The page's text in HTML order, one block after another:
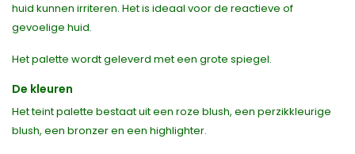
huid kunnen irriteren. Het is ideaal voor de reactieve of
gevoelige huid.
Het palette wordt geleverd met een grote spiegel.
De kleuren
Het teint palette bestaat uit een roze blush, een perzikkleurige
blush, een bronzer en een highlighter.